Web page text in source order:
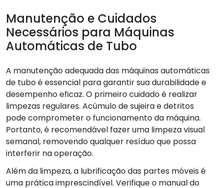
Manutenção e Cuidados
Necessários para Máquinas
Automáticas de Tubo
A manutenção adequada das máquinas automáticas
de tubo é essencial para garantir sua durabilidade e
desempenho eficaz. O primeiro cuidado é realizar
limpezas regulares. Acúmulo de sujeira e detritos
pode comprometer o funcionamento da máquina.
Portanto, é recomendável fazer uma limpeza visual
semanal, removendo qualquer resíduo que possa
interferir na operação.
Além da limpeza, a lubrificação das partes móveis é
uma prática imprescindível. Verifique o manual do